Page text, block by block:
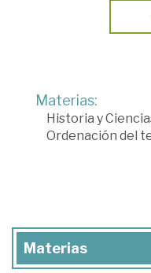
Materias:
Historia y
Ordenación del
Materias